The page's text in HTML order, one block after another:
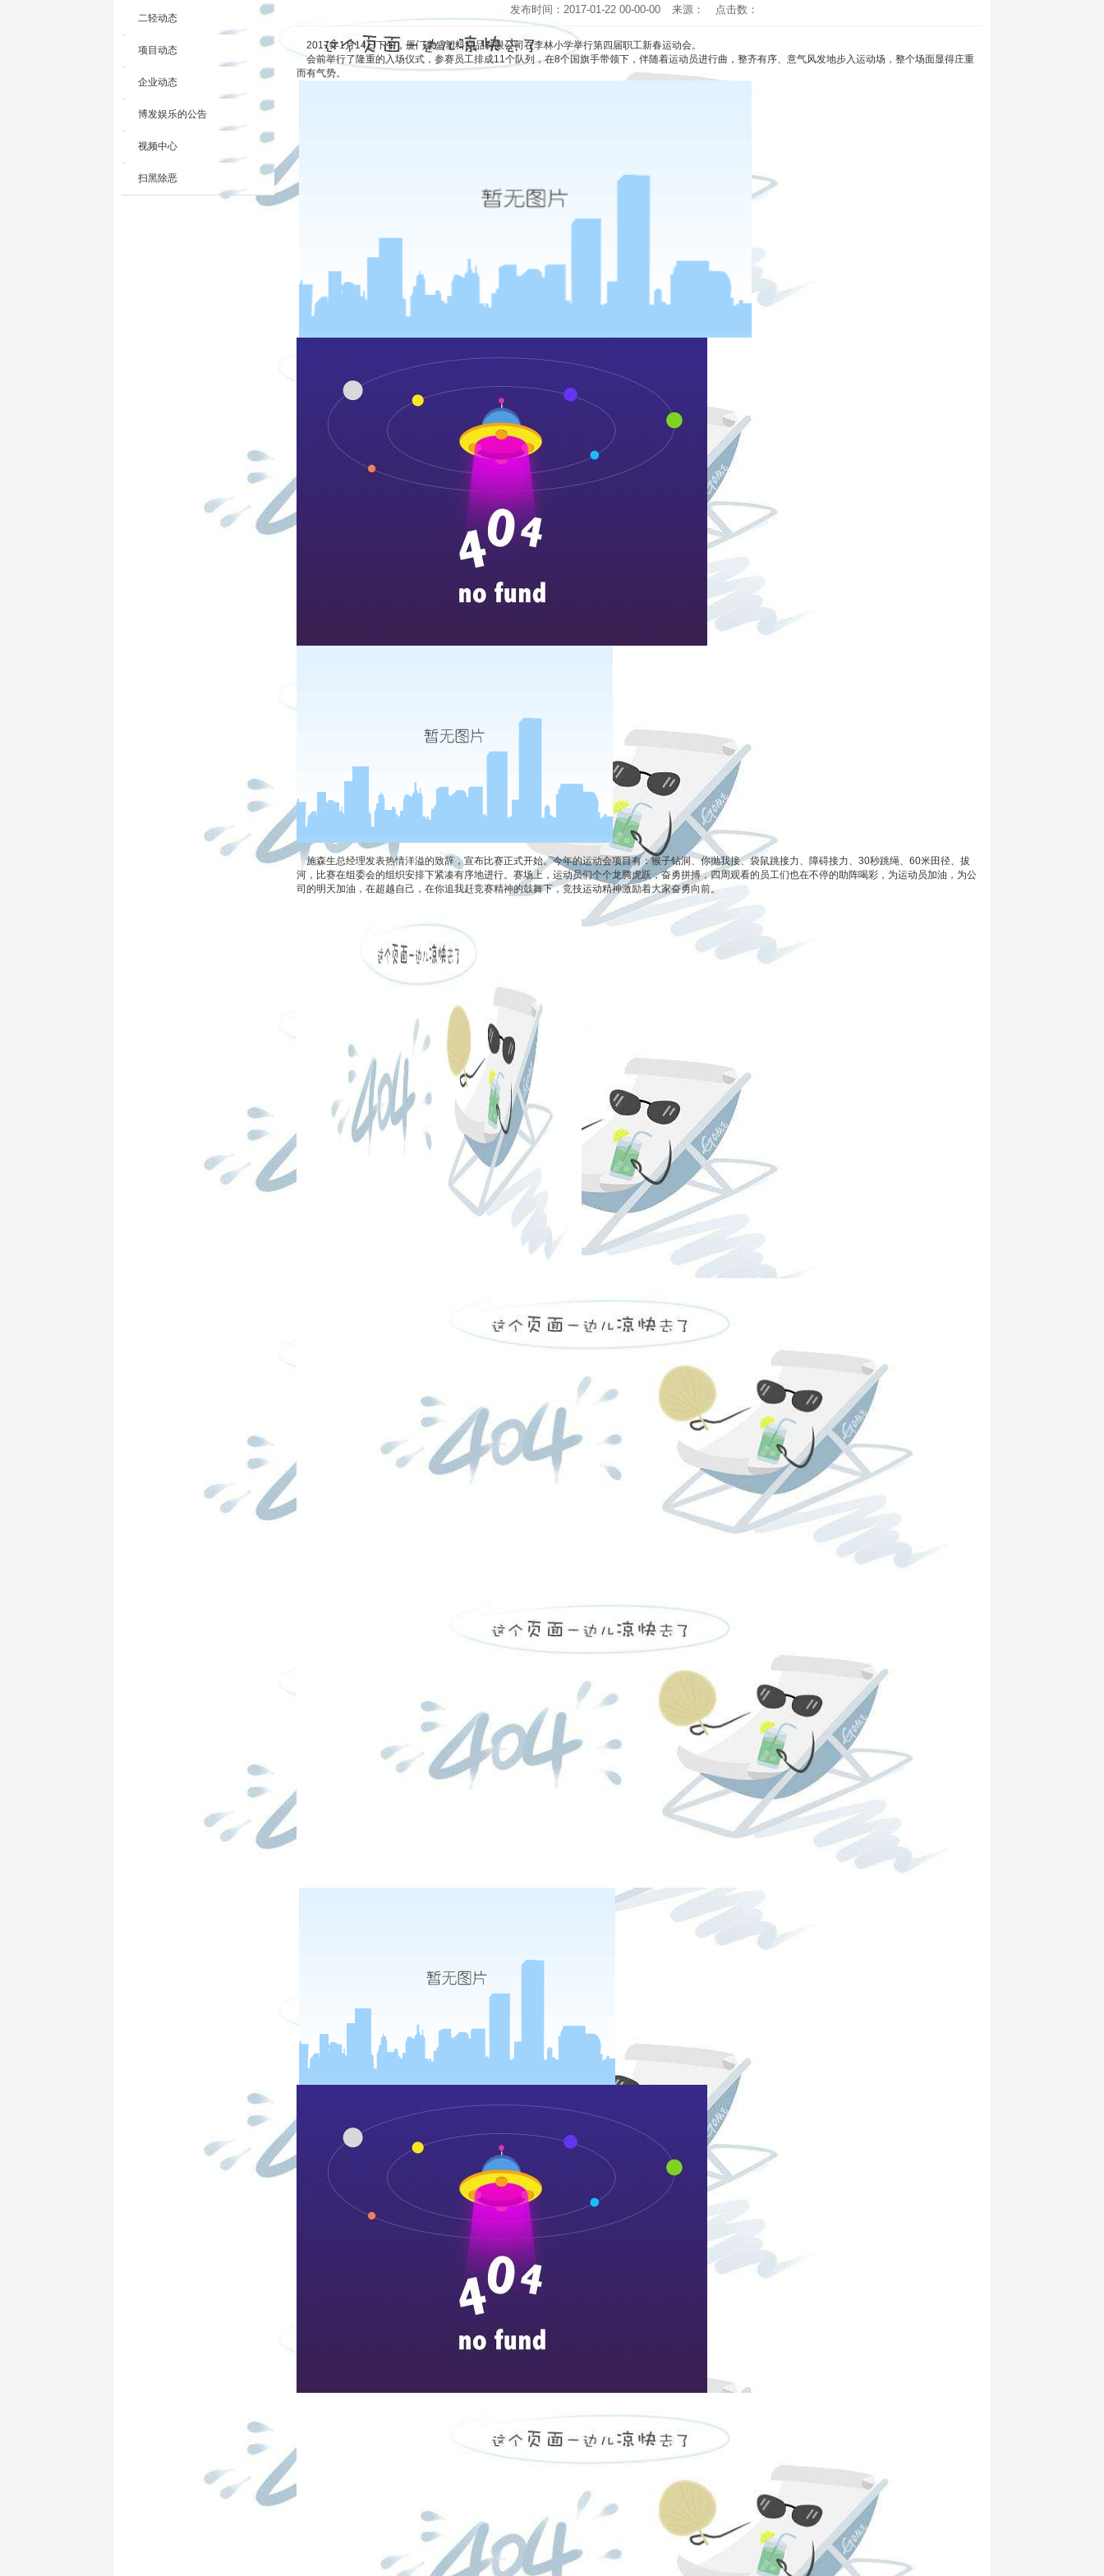
二轻动态
项目动态
企业动态
博发娱乐的公告
视频中心
扫黑除恶
发布时间：2017-01-22 00-00-00 来源： 点击数：
2017年1月14日下午，厦门豪盛塑料制品有限公司在李林小学举行第四届职工新春运动会。
会前举行了隆重的入场仪式，参赛员工排成11个队列，在8个国旗手带领下，伴随着运动员进行曲，整齐有序、意气风发地步入运动场，整个场面显得庄重
而有气势。
施森生总经理发表热情洋溢的致辞，宣布比赛正式开始。今年的运动会项目有：猴子钻洞、你抛我接、袋鼠跳接力、障碍接力、30秒跳绳、60米田径、拔
河，比赛在组委会的组织安排下紧凑有序地进行。赛场上，运动员们个个龙腾虎跃，奋勇拼搏，四周观看的员工们也在不停的助阵喝彩，为运动员加油，为公
司的明天加油，在超越自己，在你追我赶竞赛精神的鼓舞下，竞技运动精神激励着大家奋勇向前。